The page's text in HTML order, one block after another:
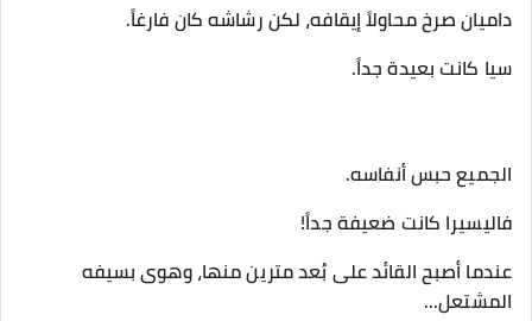
​داميان صرخ محاولاً إيقافه، لكن رشاشه كان فارغاً.
سيا كانت بعيدة جداً.
​الجميع حبس أنفاسه.
فاليسيرا كانت ضعيفة جداً!
​عندما أصبح القائد على بُعد مترين منها، وهوى بسيفه
المشتعل...